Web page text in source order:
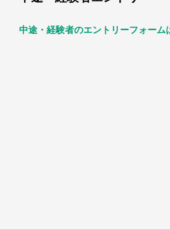
中途・経験者のエントリーフォーム